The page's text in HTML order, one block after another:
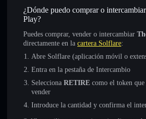
¿Dónde puedo comprar o
Play?
Puedes comprar, vender o intercambiar
directamente en la cartera Solflare:
Abre Solflare (aplicación móvil o
Entra en la pestaña de Intercambio
Selecciona RETIRE como el token que
vender
Introduce la cantidad y confirma el